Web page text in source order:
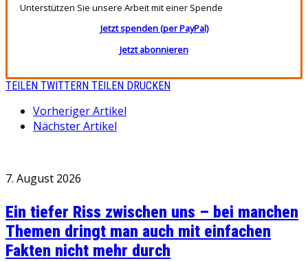
Unterstützen Sie unsere Arbeit mit einer Spende
Jetzt spenden (per PayPal)
Jetzt abonnieren
TEILEN TWITTERN TEILEN DRUCKEN
Vorheriger Artikel
Nächster Artikel
7. August 2026
Ein tiefer Riss zwischen uns – bei manchen
Themen dringt man auch mit einfachen
Fakten nicht mehr durch